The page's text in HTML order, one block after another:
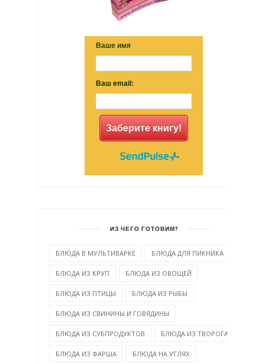
Ваше имя
Ваш email:
Заберите книгу!
ИЗ ЧЕГО ГОТОВИМ?
БЛЮДА В МУЛЬТИВАРКЕ БЛЮДА ДЛЯ ПИКНИКА
БЛЮДА ИЗ КРУП БЛЮДА ИЗ ОВОЩЕЙ
БЛЮДА ИЗ ПТИЦЫ БЛЮДА ИЗ РЫБЫ
БЛЮДА ИЗ СВИНИНЫ И ГОВЯДИНЫ
БЛЮДА ИЗ СУБПРОДУКТОВ БЛЮДА ИЗ ТВОРОГА
БЛЮДА ИЗ ФАРША БЛЮДА НА УГЛЯХ